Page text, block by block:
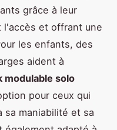
grâce à leur
et offrant une
les enfants, des
aident à
modulable solo
pour ceux qui
sa maniabilité et sa